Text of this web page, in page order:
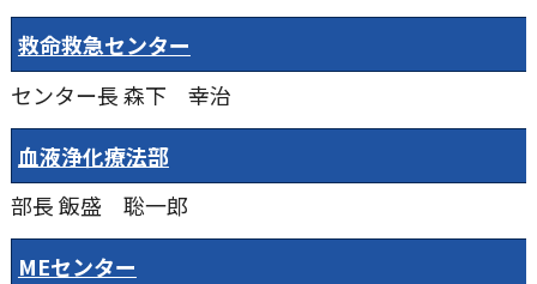
救命救急センター
センター長森下 幸治
血液浄化療法部
部長飯盛 聡一郎
MEセンター